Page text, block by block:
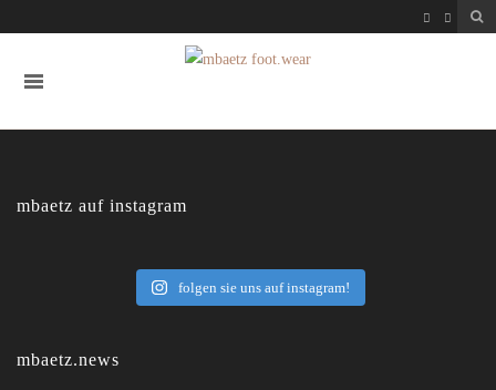
mbaetz auf instagram
folgen sie uns auf instagram!
mbaetz.news